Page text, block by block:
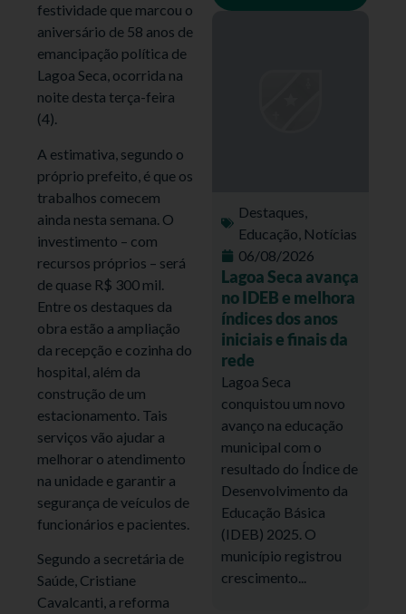
festividade que marcou o
aniversário de 58 anos de
emancipação política de
Lagoa Seca, ocorrida na
noite desta terça-feira
(4).
A estimativa, segundo o
próprio prefeito, é que os
trabalhos comecem
ainda nesta semana. O
investimento – com
recursos próprios – será
de quase R$ 300 mil.
Entre os destaques da
obra estão a ampliação
da recepção e cozinha do
hospital, além da
construção de um
estacionamento. Tais
serviços vão ajudar a
melhorar o atendimento
na unidade e garantir a
segurança de veículos de
funcionários e pacientes.
Segundo a secretária de
Saúde, Cristiane
Cavalcanti, a reforma
Destaques,
Educação, Notícias
06/08/2026
Lagoa Seca avança
no IDEB e melhora
índices dos anos
iniciais e finais da
rede
Lagoa Seca
conquistou um novo
avanço na educação
municipal com o
resultado do Índice de
Desenvolvimento da
Educação Básica
(IDEB) 2025. O
município registrou
crescimento...